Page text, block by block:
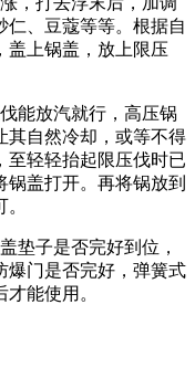
仁、豆蔻等等。根据自
盖上锅盖，放上限压
能放汽就行，高压锅
其自然冷却，或等不得
至轻轻抬起限压伐时已
盖打开。再将锅放到
垫子是否完好到位，
爆门是否完好，弹簧式
能使用。